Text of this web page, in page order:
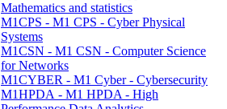
Mathematics and statistics
M1CPS - M1 CPS - Cyber Physical
Systems
M1CSN - M1 CSN - Computer Science
for Networks
M1CYBER - M1 Cyber - Cybersecurity
M1HPDA - M1 HPDA - High